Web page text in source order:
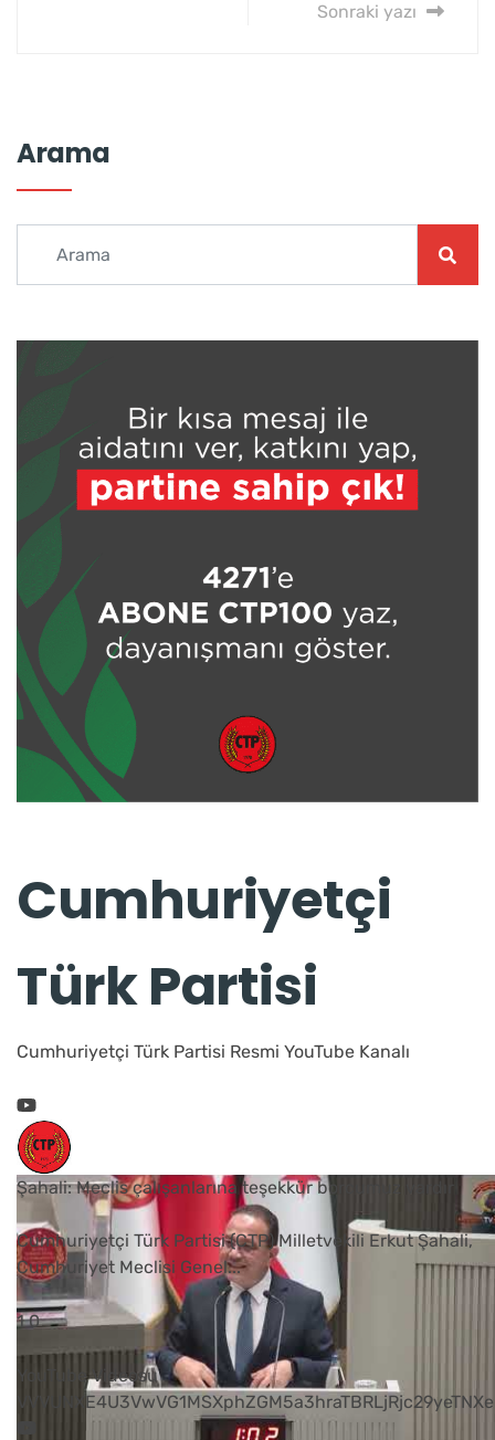
Sonraki yazı
Arama
Cumhuriyetçi
Türk Partisi
Cumhuriyetçi Türk Partisi Resmi YouTube Kanalı
Şahali: Meclis çalışanlarına teşekkür borcumuz vardır
Cumhuriyetçi Türk Partisi (CTP) Milletvekili Erkut Şahali,
Cumhuriyet Meclisi Genel...
1 0
YouTube Videosu